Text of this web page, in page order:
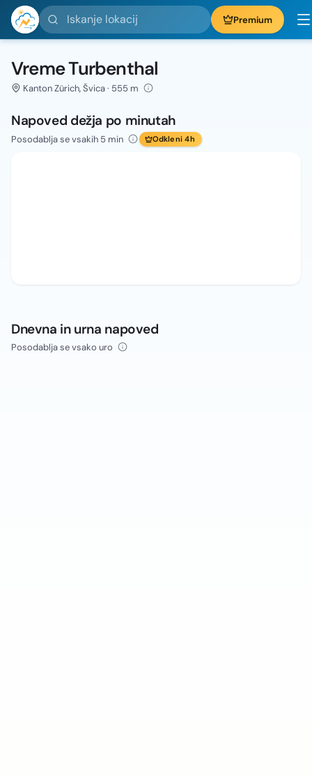
Iskanje lokacij Premium
Vreme Turbenthal
Kanton Zürich, Švica · 555 m
Napoved dežja po minutah
Posodablja se vsakih 5 min Odkleni 4h
Dnevna in urna napoved
Posodablja se vsako uro